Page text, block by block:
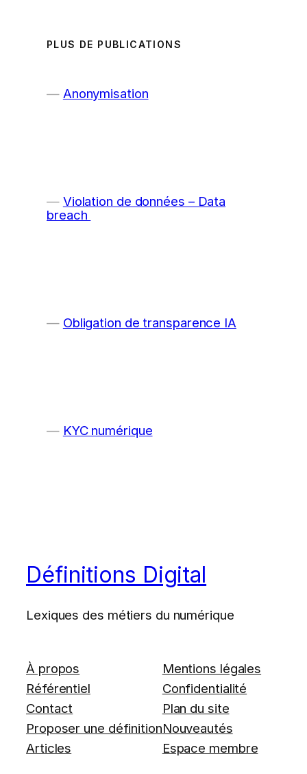
PLUS DE PUBLICATIONS
Anonymisation
Violation de données – Data
breach
Obligation de transparence IA
KYC numérique
Définitions Digital
Lexiques des métiers du numérique
À propos
Référentiel
Contact
Proposer une définition
Articles
Mentions légales
Confidentialité
Plan du site
Nouveautés
Espace membre